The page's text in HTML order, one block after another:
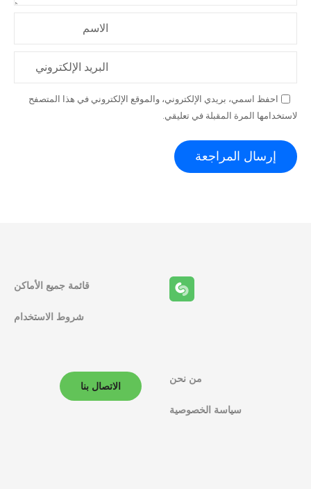
الاسم
البريد الإلكتروني
احفظ اسمي، بريدي الإلكتروني، والموقع الإلكتروني في هذا المتصفح
لاستخدامها المرة المقبلة في تعليقي.
قائمة جميع الأماكن
شروط الاستخدام
من نحن
سياسة الخصوصية
الاتصال بنا